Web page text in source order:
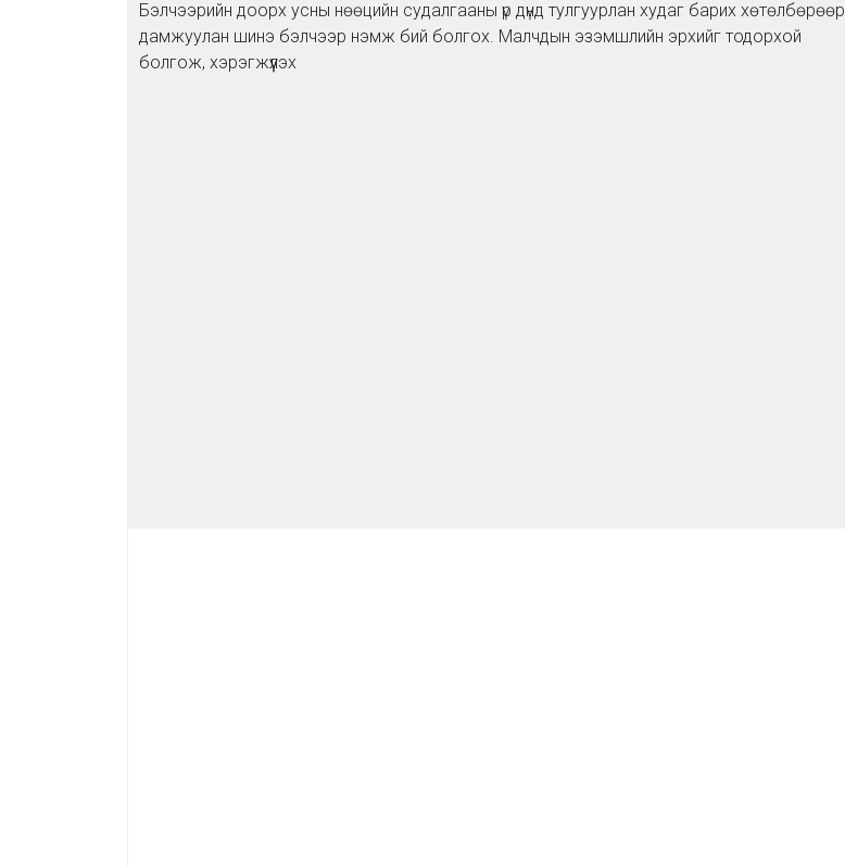
Бэлчээрийн доорх усны нөөцийн судалгааны үр дүнд тулгуурлан худаг барих хөтөлбөрөөр
дамжуулан шинэ бэлчээр нэмж бий болгох. Малчдын эзэмшлийн эрхийг тодорхой
болгож, хэрэгжүүлэх